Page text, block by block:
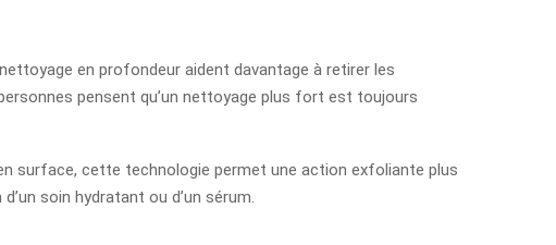
en profondeur aident davantage à retirer les
pensent qu’un nettoyage plus fort est toujours
surface, cette technologie permet une action exfoliante plus
soin hydratant ou d’un sérum.